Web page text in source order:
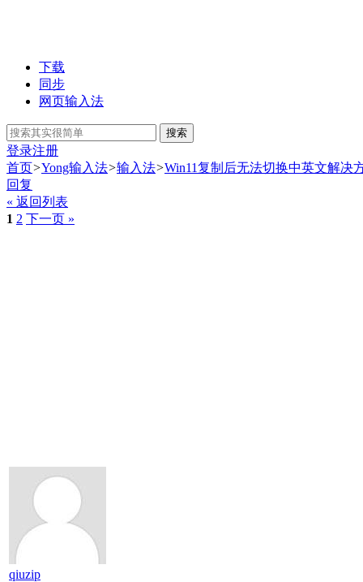
下载
同步
网页输入法
搜索
登录注册
首页>Yong输入法>输入法>Win11复制后无法切换中英文解决
回复
« 返回列表
1 2 下一页 »
qiuzip